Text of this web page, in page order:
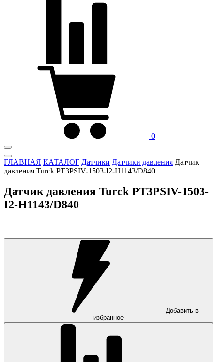
0
ГЛАВНАЯ КАТАЛОГ Датчики Датчики давления Датчик
давления Turck PT3PSIV-1503-I2-H1143/D840
Датчик давления Turck PT3PSIV-1503-
I2-H1143/D840
Добавить в
избранное